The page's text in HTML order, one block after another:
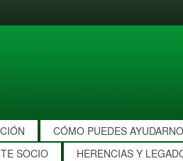
CÓMO PUEDES
SOCIO HERENCIAS Y